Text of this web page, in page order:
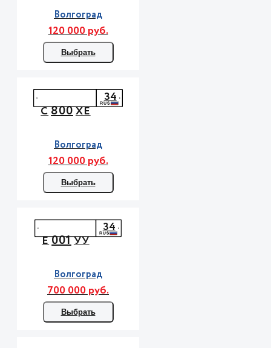
Волгоград
120 000 руб.
Выбрать
С800ХЕ
34
Волгоград
120 000 руб.
Выбрать
Е001УУ
34
Волгоград
700 000 руб.
Выбрать